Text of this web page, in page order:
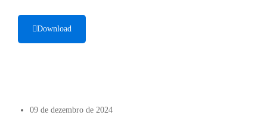
Download
09 de dezembro de 2024